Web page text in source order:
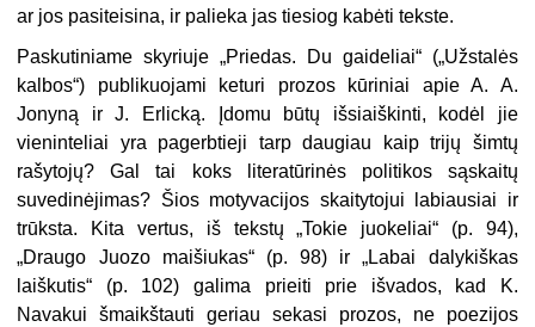
ar jos pasiteisina, ir palieka jas tiesiog kabėti tekste.
Paskutiniame skyriuje „Priedas. Du gaideliai“ („Užstalės
kalbos“) publikuojami keturi prozos kūriniai apie A. A.
Jonyną ir J. Erlicką. Įdomu būtų išsiaiškinti, kodėl jie
vieninteliai yra pagerbtieji tarp daugiau kaip trijų šimtų
rašytojų? Gal tai koks literatūrinės politikos sąskaitų
suvedinėjimas? Šios motyvacijos skaitytojui labiausiai ir
trūksta. Kita vertus, iš tekstų „Tokie juokeliai“ (p. 94),
„Draugo Juozo maišiukas“ (p. 98) ir „Labai dalykiškas
laiškutis“ (p. 102) galima prieiti prie išvados, kad K.
Navakui šmaikštauti geriau sekasi prozos, ne poezijos